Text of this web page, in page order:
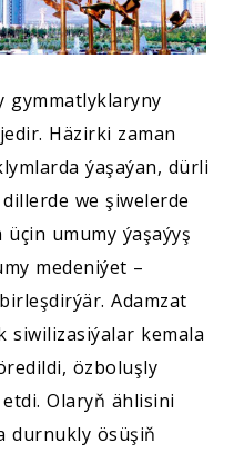
gymmatlyklaryny
Häzirki zaman
ýaşaýan, dürli
we şiwelerde
umumy ýaşaýyş
medeniýet –
Adamzat
siwilizasiýalar kemala
özboluşly
Olaryň ählisini
durnukly ösüşiň